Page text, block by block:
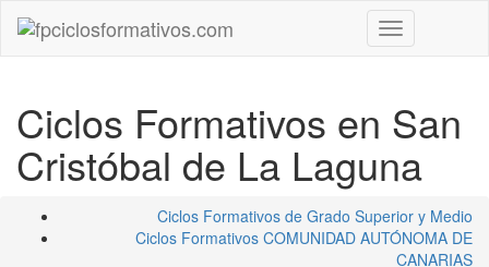
Toggle
navigation
Ciclos Formativos en San
Cristóbal de La Laguna
Ciclos Formativos de Grado Superior y Medio
Ciclos Formativos COMUNIDAD AUTÓNOMA DE
CANARIAS